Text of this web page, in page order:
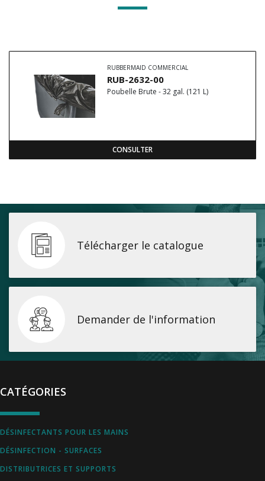
RUBBERMAID COMMERCIAL
RUB-2632-00
Poubelle Brute - 32 gal. (121 L)
CONSULTER
Télécharger le catalogue
Demander de l'information
CATÉGORIES
DÉSINFECTANTS POUR LES MAINS
DÉSINFECTION - SURFACES
DISTRIBUTRICES ET SUPPORTS